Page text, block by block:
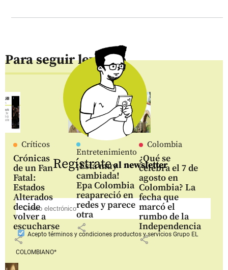
Para seguir leyendo
Críticos
Crónicas
de un Fan
Fatal:
Estados
Alterados
decide
volver a
escucharse
share
Entretenimiento
¡Está muy
cambiada!
Epa Colombia
reapareció en
redes y parece
otra
share
Colombia
¿Qué se
celebra el 7 de
agosto en
Colombia? La
fecha que
marcó el
rumbo de la
Independencia
share
Regístrateal newsletter
Aceptotérminos y condiciones productos y serviciosGrupo EL
COLOMBIANO*